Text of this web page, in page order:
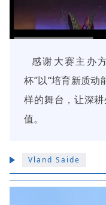
感谢大赛主办
杯”以“培育新质
样的舞台，让深
值。
Vland Saide